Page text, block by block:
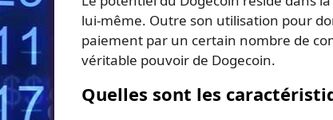
lui-même. Outre son utilisation pour
paiement par un certain nombre de
véritable pouvoir de Dogecoin.
Quelles sont les